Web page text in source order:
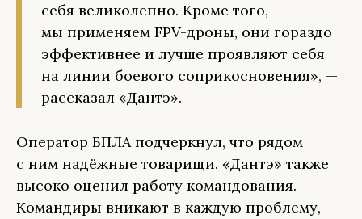
себя великолепно. Кроме того,
мы применяем FPV-дроны, они гораздо
эффективнее и лучше проявляют себя
на линии боевого соприкосновения», —
рассказал «Дантэ».
Оператор БПЛА подчеркнул, что рядом
с ним надёжные товарищи. «Дантэ» также
высоко оценил работу командования.
Командиры вникают в каждую проблему,